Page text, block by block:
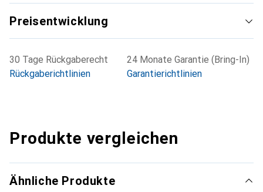
Maximale Betriebstemperatur: +80 °C
Servounterstützung: Ja
Preisentwicklung
30 Tage Rückgaberecht
Rückgaberichtlinien
24 Monate Garantie (Bring-In)
Garantierichtlinien
Produkte vergleichen
Ähnliche Produkte